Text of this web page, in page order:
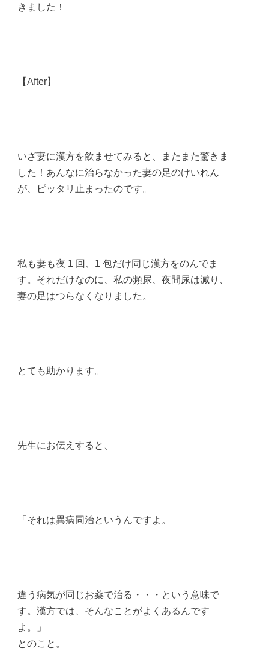
きました！
【After】
いざ妻に漢方を飲ませてみると、またまた驚きま
した！あんなに治らなかった妻の足のけいれん
が、ピッタリ止まったのです。
私も妻も夜 1 回、1 包だけ同じ漢方をのんでま
す。それだけなのに、私の頻尿、夜間尿は減り、
妻の足はつらなくなりました。
とても助かります。
先生にお伝えすると、
「それは異病同治というんですよ。
違う病気が同じお薬で治る・・・という意味で
す。漢方では、そんなことがよくあるんです
よ。」
とのこと。